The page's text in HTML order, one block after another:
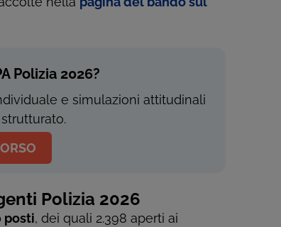
Polizia 2026?
e simulazioni attitudinali
Polizia 2026
posti, dei quali 2.398 aperti ai